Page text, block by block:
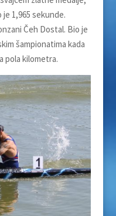
je 1,965 sekunde.
Čeh Dostal. Bio je
šampionatima kada
pola kilometra.